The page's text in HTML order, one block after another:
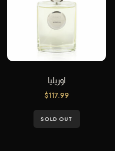
اوريليا
$117.99
SOLD OUT